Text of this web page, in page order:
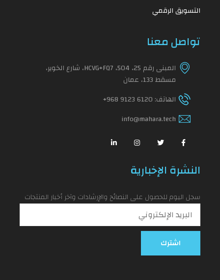
التسويق الرقمي
تواصل معنا
المبنى رقم 25، 504، HCVG+FQ7، شارع الخوير،
مسقط 133، عمان
الهاتف:+968 9123 6120
info@mahara.tech
النشرة الإخبارية
سجل اليوم للحصول على النصائح والإرشادات وآخر أخبار المنتجات
اشترك